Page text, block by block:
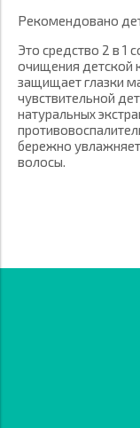
Рекомендовано
Это средство 2 в 1
очищения детской
защищает глазки
чувствительной
натуральных
бережно
волосы.